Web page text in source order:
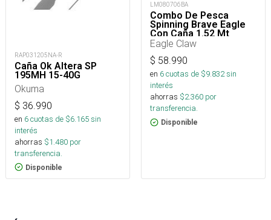
RAP031205NA-R
Caña Ok Altera SP
195MH 15-40G
Okuma
$ 36.990
en 6cuotas de $6.165sin
interés
ahorras $1.480 por
transferencia.
Disponible
LM080706BA
Combo De Pesca
Spinning Brave Eagle
Con Caña 1.52 Mt
Acción Medium Y Reel
Eagle Claw
$ 58.990
en 6cuotas de $9.832sin
interés
ahorras $2.360 por
transferencia.
Disponible